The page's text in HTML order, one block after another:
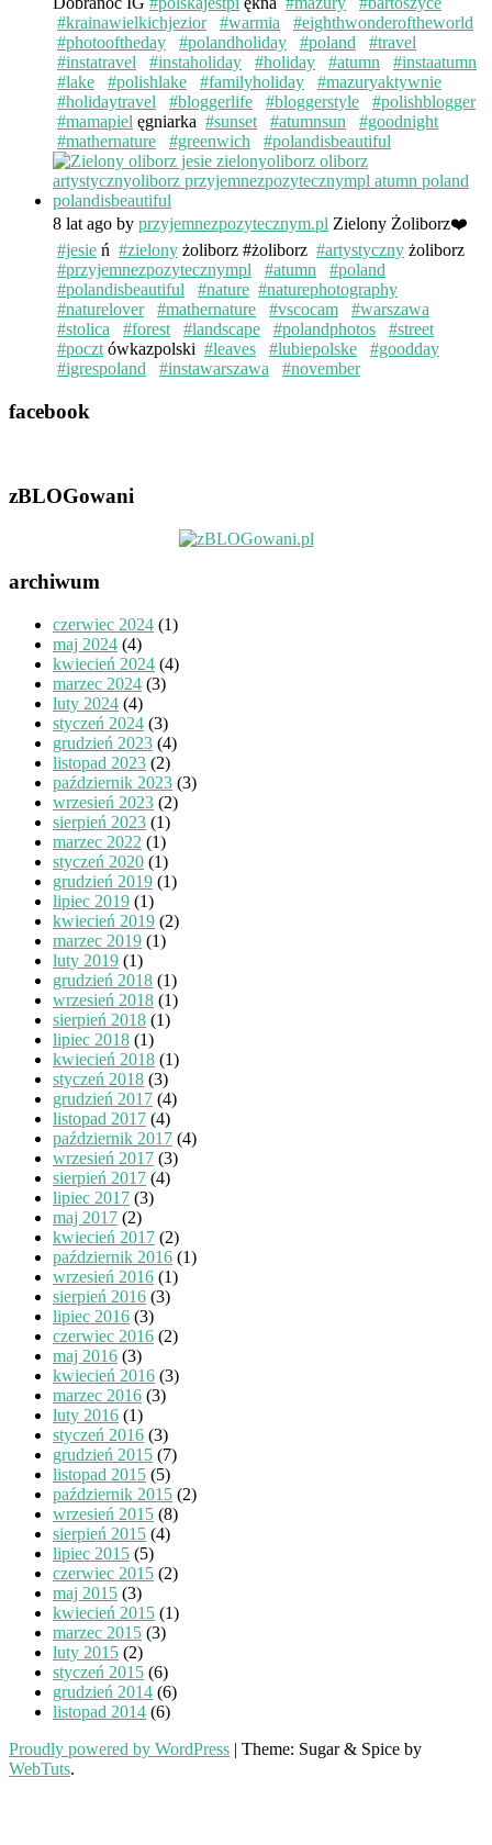
#krainawielkichjezior
#warmia
#eighthwonderoftheworld
#photooftheday
#polandholiday #poland
#travel
#instatravel
#instaholiday #holiday #atumn
#instaatumn
#lake
#polishlake #familyholiday
#mazuryaktywnie
#holidaytravel
#bloggerlife #bloggerstyle
#polishblogger
#mamapiel ęgniarka #sunset #atumnsun
#goodnight
#mathernature
#greenwich #polandisbeautiful
8 lat ago by przyjemnezpozytecznym.pl Zielony Żoliborz❤️
#jesie ń #zielony żoliborz #żoliborz #artystyczny żoliborz
#przyjemnezpozytecznympl
#atumn
#poland
#polandisbeautiful
#nature #naturephotography
#naturelover
#mathernature #vscocam
#warszawa
#stolica
#forest #landscape #polandphotos
#street
#poczt ówkazpolski #leaves #lubiepolske
#goodday
#igrespoland
#instawarszawa #november
facebook
zBLOGowani
archiwum
czerwiec 2024 (1)
maj 2024 (4)
kwiecień 2024 (4)
marzec 2024 (3)
luty 2024 (4)
styczeń 2024 (3)
grudzień 2023 (4)
listopad 2023 (2)
październik 2023 (3)
wrzesień 2023 (2)
sierpień 2023 (1)
marzec 2022 (1)
styczeń 2020 (1)
grudzień 2019 (1)
lipiec 2019 (1)
kwiecień 2019 (2)
marzec 2019 (1)
luty 2019 (1)
grudzień 2018 (1)
wrzesień 2018 (1)
sierpień 2018 (1)
lipiec 2018 (1)
kwiecień 2018 (1)
styczeń 2018 (3)
grudzień 2017 (4)
listopad 2017 (4)
październik 2017 (4)
wrzesień 2017 (3)
sierpień 2017 (4)
lipiec 2017 (3)
maj 2017 (2)
kwiecień 2017 (2)
październik 2016 (1)
wrzesień 2016 (1)
sierpień 2016 (3)
lipiec 2016 (3)
czerwiec 2016 (2)
maj 2016 (3)
kwiecień 2016 (3)
marzec 2016 (3)
luty 2016 (1)
styczeń 2016 (3)
grudzień 2015 (7)
listopad 2015 (5)
październik 2015 (2)
wrzesień 2015 (8)
sierpień 2015 (4)
lipiec 2015 (5)
czerwiec 2015 (2)
maj 2015 (3)
kwiecień 2015 (1)
marzec 2015 (3)
luty 2015 (2)
styczeń 2015 (6)
grudzień 2014 (6)
listopad 2014 (6)
Proudly powered by WordPress | Theme: Sugar & Spice by
WebTuts.